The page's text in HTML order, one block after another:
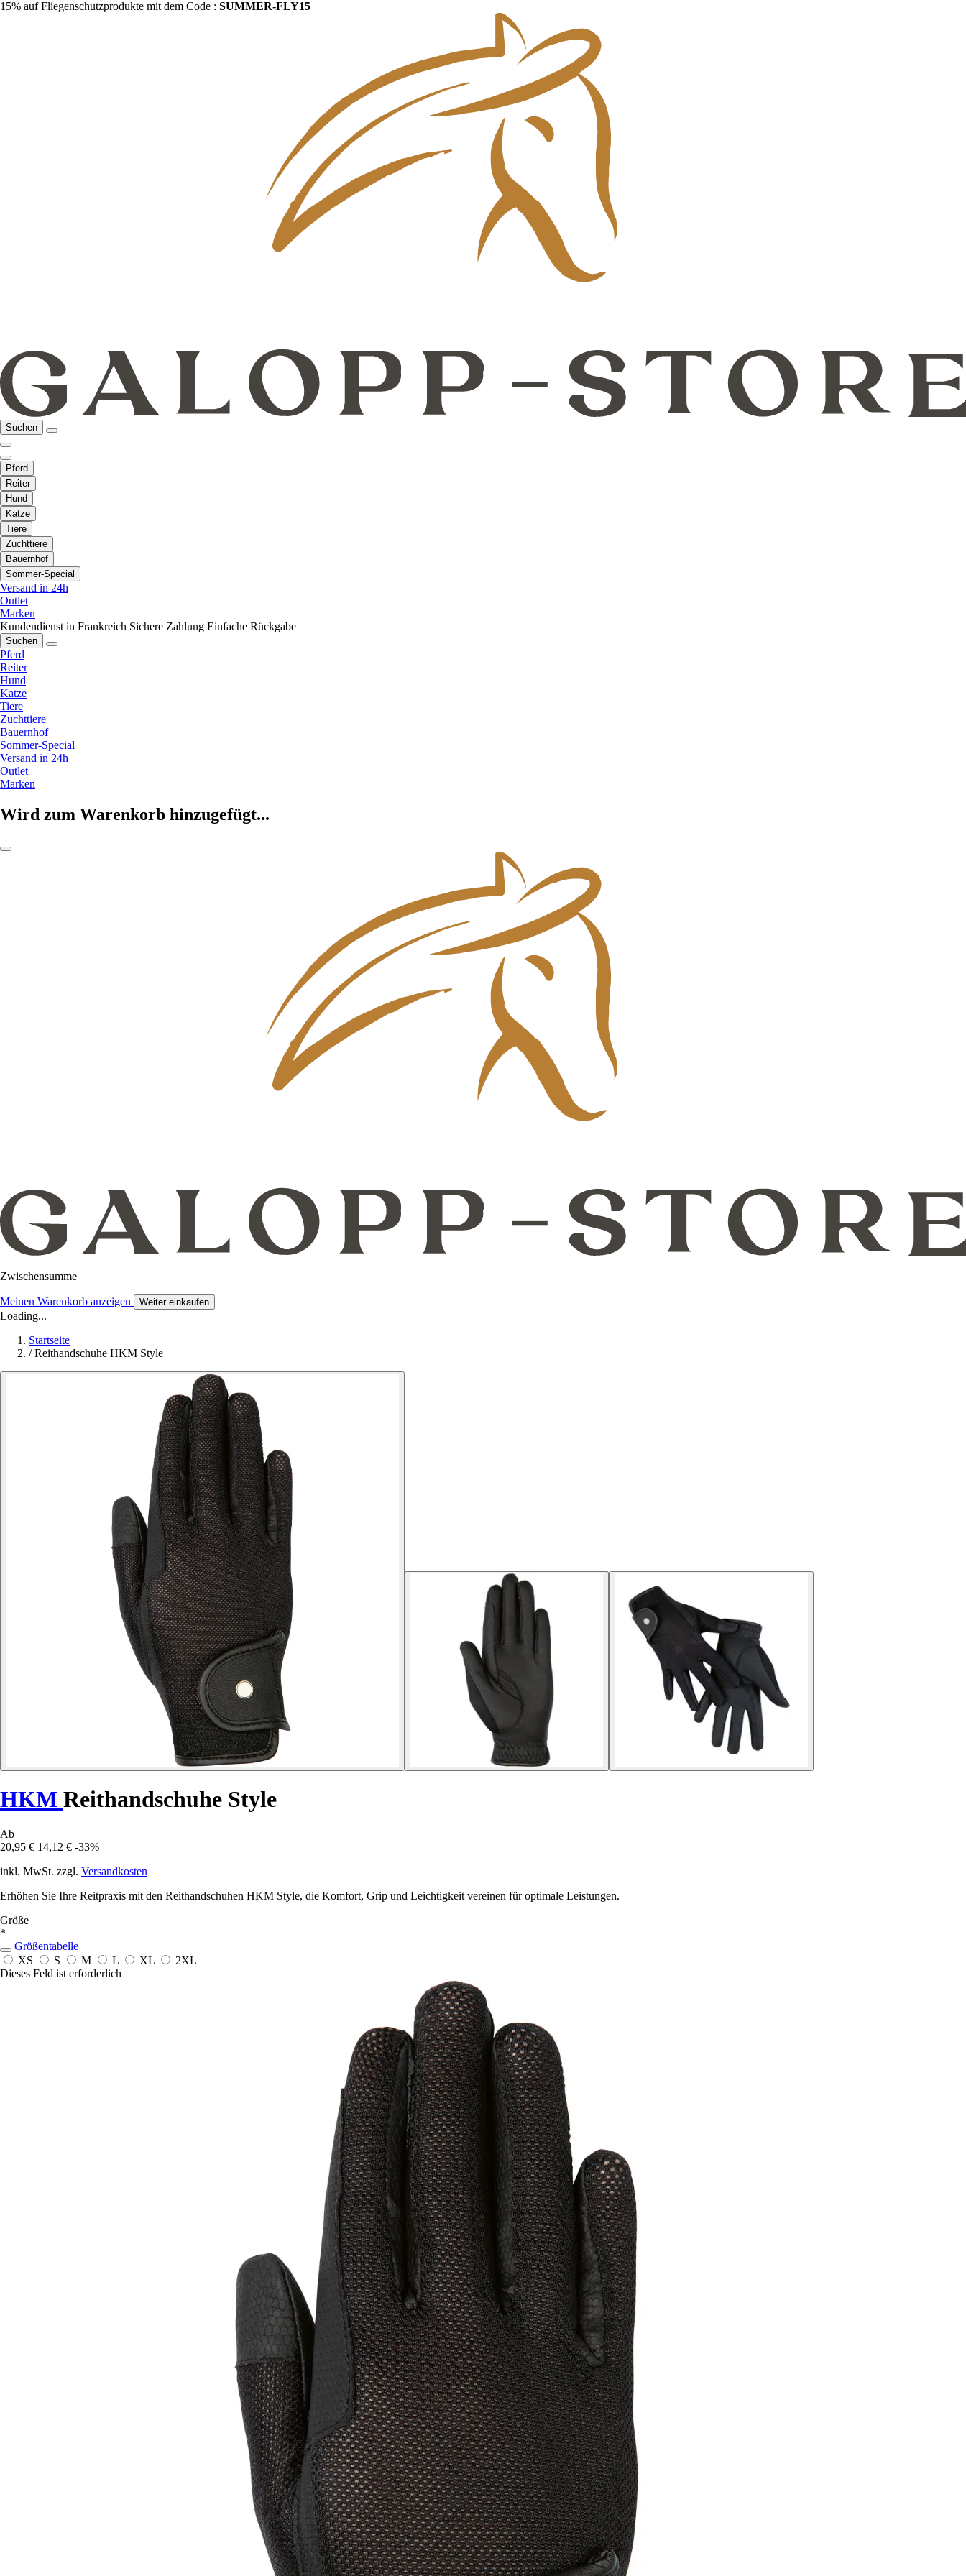
15% auf Fliegenschutzprodukte mit dem Code : SUMMER-FLY15
Suchen
Pferd
Reiter
Hund
Katze
Tiere
Zuchttiere
Bauernhof
Sommer-Special
Versand in 24h
Outlet
Marken
Kundendienst in Frankreich Sichere Zahlung Einfache Rückgabe
Suchen
Pferd
Reiter
Hund
Katze
Tiere
Zuchttiere
Bauernhof
Sommer-Special
Versand in 24h
Outlet
Marken
Wird zum Warenkorb hinzugefügt...
Zwischensumme
Meinen Warenkorb anzeigen Weiter einkaufen
Loading...
Startseite
/ Reithandschuhe HKM Style
HKM Reithandschuhe Style
Ab
20,95 € 14,12 € -33%
inkl. MwSt. zzgl. Versandkosten
Erhöhen Sie Ihre Reitpraxis mit den Reithandschuhen HKM Style, die Komfort, Grip und Leichtigkeit vereinen für optimale Leistungen.
Größe
*
Größentabelle
XS
S M L XL
2XL
Dieses Feld ist erforderlich